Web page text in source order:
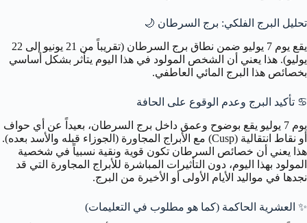
تحليل البرج الفلكي: برج السرطان 🌙
يقع يوم 7 يوليو ضمن نطاق برج السرطان (تقريباً من 21 يونيو إلى 22
يوليو). هذا يعني أن الشخص المولود في هذا اليوم يتأثر بشكل أساسي
بخصائص هذا البرج المائي العاطفي.
♋️ تأكيد البرج وعدم الوقوع على الحافة
يوم 7 يوليو يقع بوضوح وعمق داخل برج السرطان، بعيداً عن أي حواف
أو نقاط انتقالية (Cusp) مع الأبراج المجاورة (الجوزاء قبله والأسد بعده).
هذا يعني أن خصائص السرطان تكون قوية ونقية نسبياً في شخصية
المولود بهذا اليوم، دون التأثيرات المباشرة للأبراج المجاورة التي قد
نجدها في مواليد الأيام الأولى أو الأخيرة من البرج.
✨ العشرية الحاكمة (كما هو مطلوب في التعليمات)